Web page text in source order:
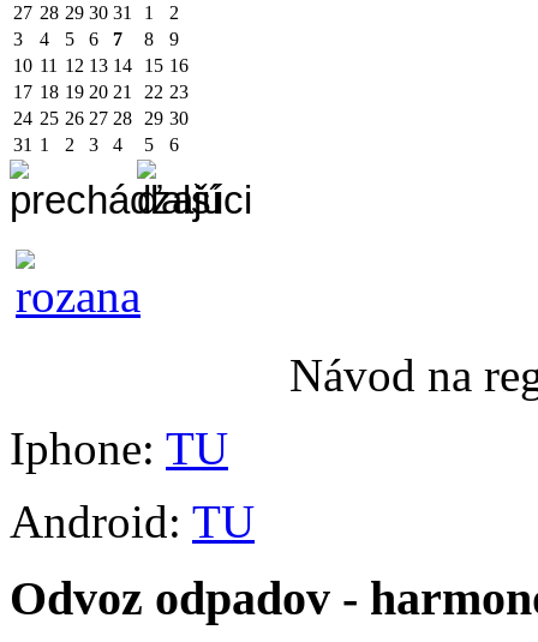
27 28 29 30 31 1
2
3
4 5 6 7 8
9
10 11 12 13 14 15 16
17 18 19 20 21 22 23
24 25 26 27 28 29 30
31 1 2 3 4 5 6
Návod na
Iphone: TU
Android: TU
Odvoz odpadov -